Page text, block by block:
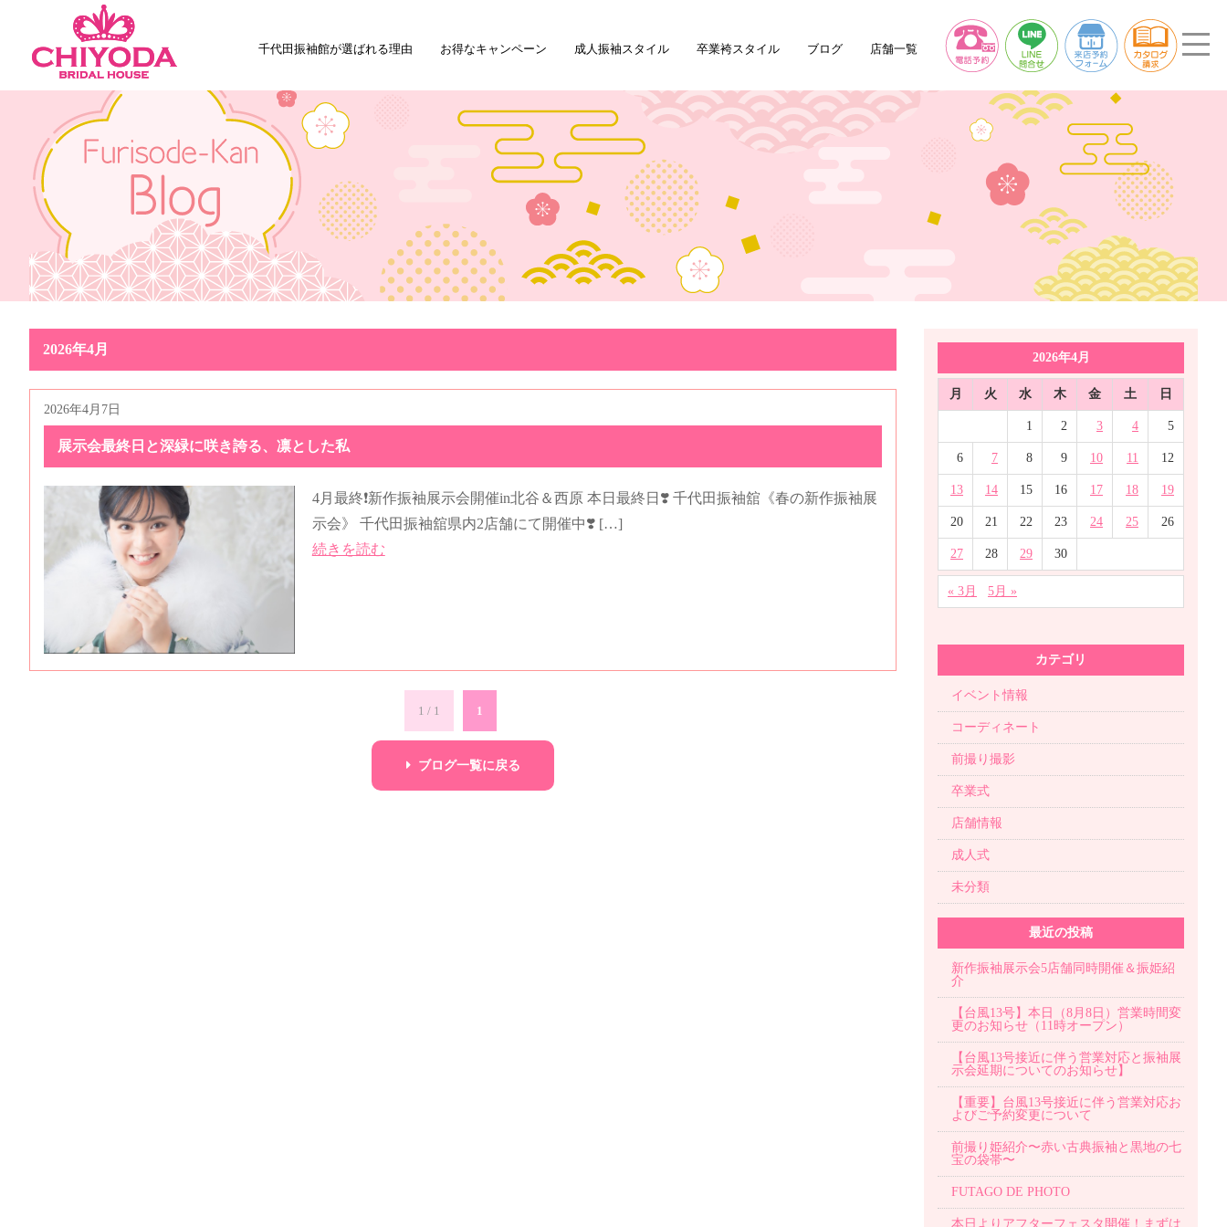
千代田振袖館が選ばれる理由 お得なキャンペーン 成人振袖スタイル 卒業袴スタイル ブログ 店舗一覧
2026年4月
2026年4月7日
展示会最終日と深緑に咲き誇る、凛とした私
4月最終❗️新作振袖展示会開催in北谷＆西原 本日最終日❣️ 千代田振袖舘《春の新作振袖展
示会》 千代田振袖舘県内2店舗にて開催中❣️ […]
続きを読む
1 / 1 1
ブログ一覧に戻る
2026年4月
月 火 水 木 金 土 日
1 2 3 4 5
6 7 8 9 10 11 12
13 14 15 16 17 18 19
20 21 22 23 24 25 26
27 28 29 30
« 3月 5月 »
カテゴリ
イベント情報
コーディネート
前撮り撮影
卒業式
店舗情報
成人式
未分類
最近の投稿
新作振袖展示会5店舗同時開催＆振姫紹
介
【台風13号】本日（8月8日）営業時間変
更のお知らせ（11時オープン）
【台風13号接近に伴う営業対応と振袖展
示会延期についてのお知らせ】
【重要】台風13号接近に伴う営業対応お
よびご予約変更について
前撮り姫紹介〜赤い古典振袖と黒地の七
宝の袋帯〜
FUTAGO DE PHOTO
本日よりアフターフェスタ開催！まずは